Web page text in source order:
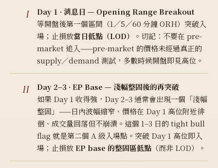
Day 1 · 消息日 — Opening Range Breakout
等開盤後第一個區間（1／5／60 分鐘 ORH）突破入
場；止損放當日低點（LOD） 。切記： 不要在 pre-
market 追入——pre-market 的價格未經過真正的
supply／demand 測試，多數時候開盤即見高位。
Day 2–3 · EP Base — 淺幅整固後的再突破
如果 Day 1 收得強，Day 2–3 通常會出現一個「淺幅
整固」——日內波幅縮窄、價格在 Day 1 高位附近徘
徊、成交量回落但不崩潰。 這個 1–3 日的 tight bull
flag 就是第二個 A 級入場點 。突破 Day 1 高位即入
場；止損放EP base 的整固區低點 （而非 LOD）。